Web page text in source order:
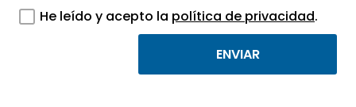
Transferir
conocimiento: la
He leído y acepto la política de privacidad.